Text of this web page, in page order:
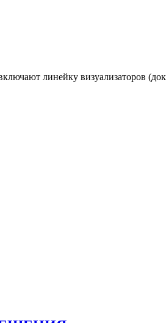
линейку визуализаторов